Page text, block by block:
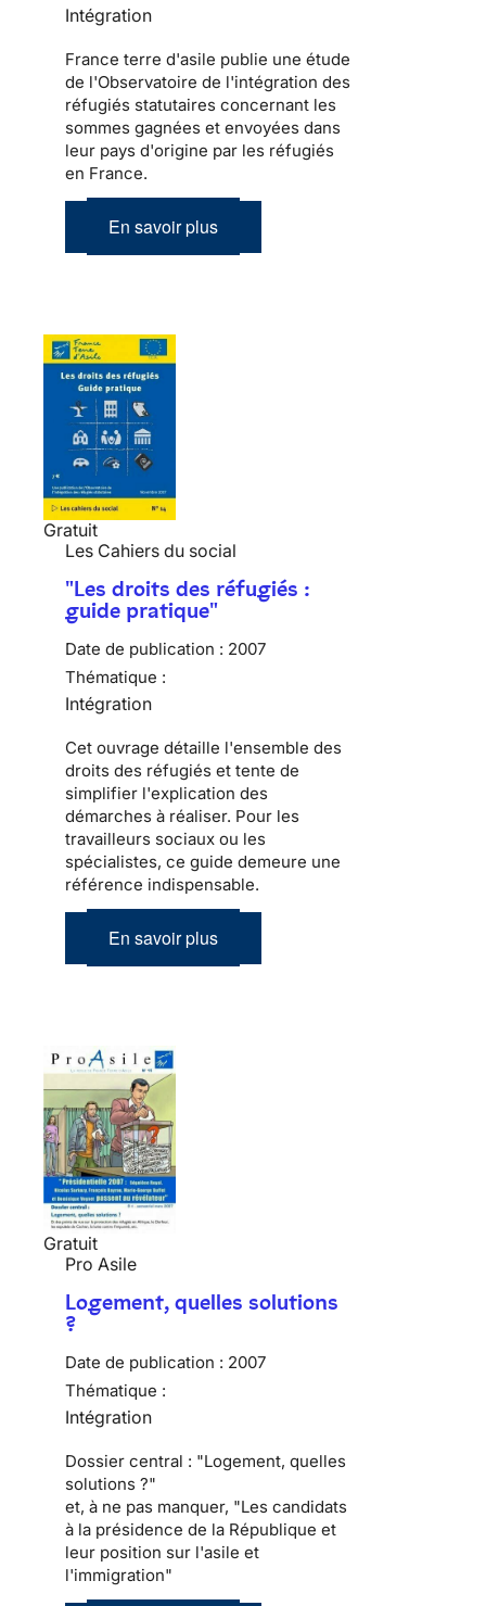
Intégration
France terre d'asile publie une étude
de l'Observatoire de l'intégration des
réfugiés statutaires concernant les
sommes gagnées et envoyées dans
leur pays d'origine par les réfugiés
en France.
En savoir plus
Gratuit
Les Cahiers du social
"Les droits des réfugiés :
guide pratique"
Date de publication : 2007
Thématique :
Intégration
Cet ouvrage détaille l'ensemble des
droits des réfugiés et tente de
simplifier l'explication des
démarches à réaliser. Pour les
travailleurs sociaux ou les
spécialistes, ce guide demeure une
référence indispensable.
En savoir plus
Gratuit
Pro Asile
Logement, quelles solutions
?
Date de publication : 2007
Thématique :
Intégration
Dossier central : "Logement, quelles
solutions ?"
et, à ne pas manquer, "Les candidats
à la présidence de la République et
leur position sur l'asile et
l'immigration"